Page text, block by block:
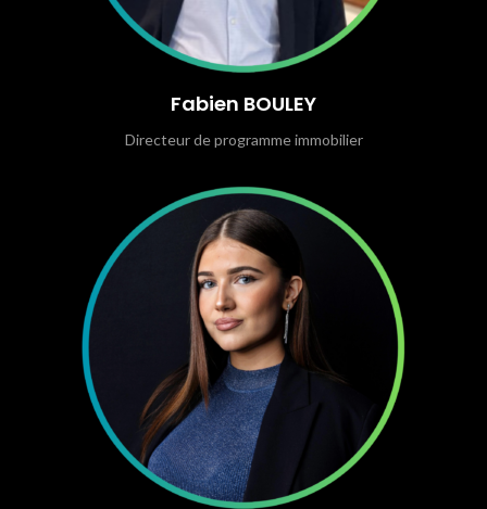
Fabien BOULEY
Directeur de programme immobilier